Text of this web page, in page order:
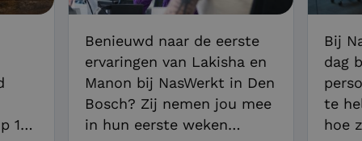
1
Benieuwd naar de eerste
ervaringen van Lakisha en
Manon bij NasWerkt in Den
Bosch? Zij nemen jou mee
in hun eerste weken
Bij
dag
te
hoe